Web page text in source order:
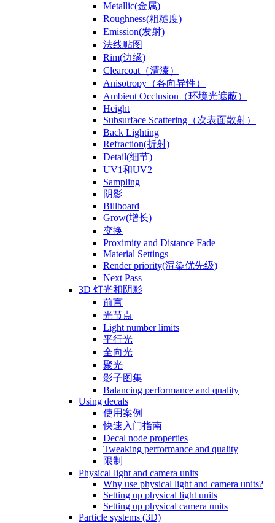
Metallic(金属)
Roughness(粗糙度)
Emission(发射)
法线贴图
Rim(边缘)
Clearcoat（清漆）
Anisotropy（各向异性）
Ambient Occlusion（环境光遮蔽）
Height
Subsurface Scattering（次表面散射）
Back Lighting
Refraction(折射)
Detail(细节)
UV1和UV2
Sampling
阴影
Billboard
Grow(增长)
变换
Proximity and Distance Fade
Material Settings
Render priority(渲染优先级)
Next Pass
3D 灯光和阴影
前言
光节点
Light number limits
平行光
全向光
聚光
影子图集
Balancing performance and quality
Using decals
使用案例
快速入门指南
Decal node properties
Tweaking performance and quality
限制
Physical light and camera units
Why use physical light and camera units?
Setting up physical light units
Setting up physical camera units
Particle systems (3D)